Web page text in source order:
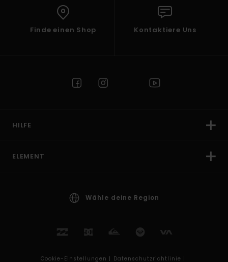
Finde einen Shop Kontaktiere Uns
HILFE
ELEMENT
Wähle deine Region
Cookie-Einstellungen | Datenschutzrichtlinie |